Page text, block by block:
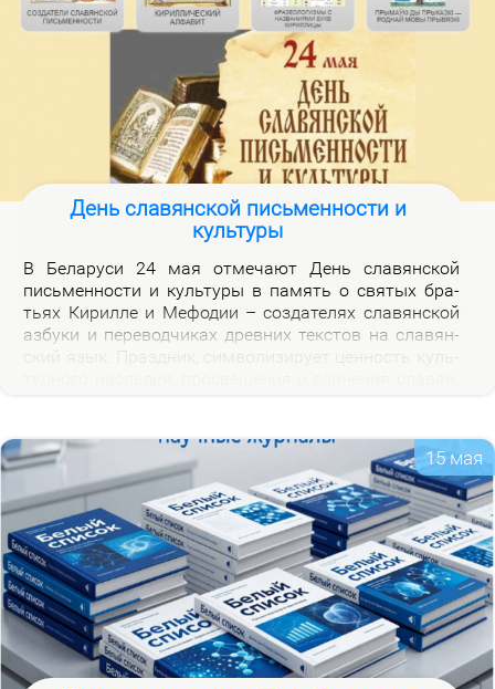
День славянской письменности и
культуры
В Бе­ла­ру­си 24 мая от­ме­ча­ют День сла­вян­ской
пись­мен­но­сти и куль­ту­ры в па­мять о свя­тых бра­
тьях Ки­рил­ле и Ме­фо­дии – со­зда­те­лях сла­вян­ской
аз­бу­ки и пе­ре­вод­чи­ках древ­них тек­стов на сла­вян­
ской на­род­но­сти.
15 мая